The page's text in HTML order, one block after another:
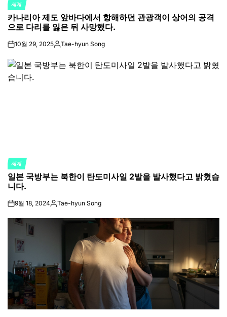
POSTED
IN
세계
카나리아 제도 앞바다에서 항해하던 관광객이 상어의 공격
으로 다리를 잃은 뒤 사망했다.
on10월 29, 2025Posted
Tae-hyun Song
POSTED
IN
세계
일본 국방부는 북한이 탄도미사일 2발을 발사했다고 밝혔습
니다.
on9월 18, 2024Posted
Tae-hyun Song